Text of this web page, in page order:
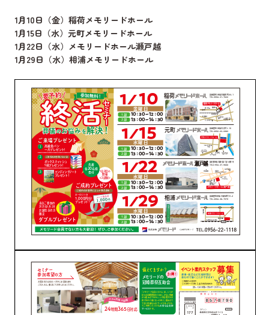
1月10日（金）稲荷メモリードホール
1月15日（水）元町メモリードホール
1月22日（水）メモリードホール瀬戸越
1月29日（水）相浦メモリードホール